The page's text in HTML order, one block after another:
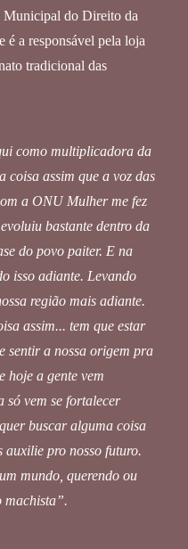
Municipal do Direito da
a responsável pela loja
tradicional das
como multiplicadora da
coisa assim que a voz das
a ONU Mulher me fez
bastante dentro da
do povo paiter. E na
isso adiante. Levando
região mais adiante.
assim... tem que estar
sentir a nossa origem pra
hoje a gente vem
só vem se fortalecer
buscar alguma coisa
auxilie pro nosso futuro.
mundo, querendo ou
machista”.